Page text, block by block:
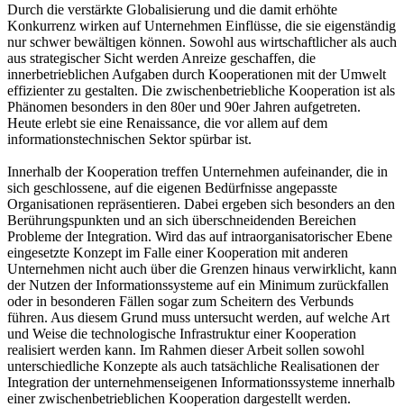
Durch die verstärkte Globalisierung und die damit erhöhte
Konkurrenz wirken auf Unternehmen Einflüsse, die sie eigenständig
nur schwer bewältigen können. Sowohl aus wirtschaftlicher als auch
aus strategischer Sicht werden Anreize geschaffen, die
innerbetrieblichen Aufgaben durch Kooperationen mit der Umwelt
effizienter zu gestalten. Die zwischenbetriebliche Kooperation ist als
Phänomen besonders in den 80er und 90er Jahren aufgetreten.
Heute erlebt sie eine Renaissance, die vor allem auf dem
informationstechnischen Sektor spürbar ist.
Innerhalb der Kooperation treffen Unternehmen aufeinander, die in
sich geschlossene, auf die eigenen Bedürfnisse angepasste
Organisationen repräsentieren. Dabei ergeben sich besonders an den
Berührungspunkten und an sich überschneidenden Bereichen
Probleme der Integration. Wird das auf intraorganisatorischer Ebene
eingesetzte Konzept im Falle einer Kooperation mit anderen
Unternehmen nicht auch über die Grenzen hinaus verwirklicht, kann
der Nutzen der Informationssysteme auf ein Minimum zurückfallen
oder in besonderen Fällen sogar zum Scheitern des Verbunds
führen. Aus diesem Grund muss untersucht werden, auf welche Art
und Weise die technologische Infrastruktur einer Kooperation
realisiert werden kann. Im Rahmen dieser Arbeit sollen sowohl
unterschiedliche Konzepte als auch tatsächliche Realisationen der
Integration der unternehmenseigenen Informationssysteme innerhalb
einer zwischenbetrieblichen Kooperation dargestellt werden.